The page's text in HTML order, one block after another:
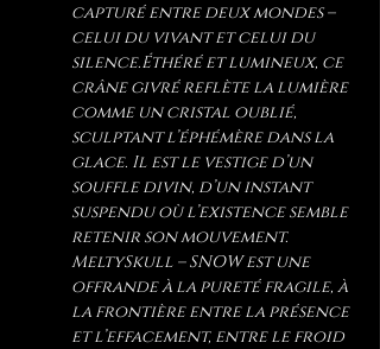
capturé entre deux mondes –
celui du vivant et celui du
silence.Éthéré et lumineux, ce
crâne givré reflète la lumière
comme un cristal oublié,
sculptant l’éphémère dans la
glace. Il est le vestige d’un
souffle divin, d’un instant
suspendu où l’existence semble
retenir son mouvement.
MeltySkull – SNOW est une
offrande à la pureté fragile, à
la frontière entre la présence
et l’effacement, entre le froid